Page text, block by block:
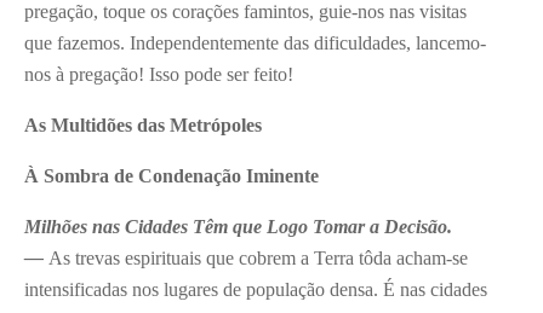
pregação, toque os corações famintos, guie-nos nas visitas
que fazemos. Independentemente das dificuldades, lancemo-
nos à pregação! Isso pode ser feito!
As Multidões das Metrópoles
À Sombra de Condenação Iminente
Milhões nas Cidades Têm que Logo Tomar a Decisão.
— As trevas espirituais que cobrem a Terra tôda acham-se
intensificadas nos lugares de população densa. É nas cidades